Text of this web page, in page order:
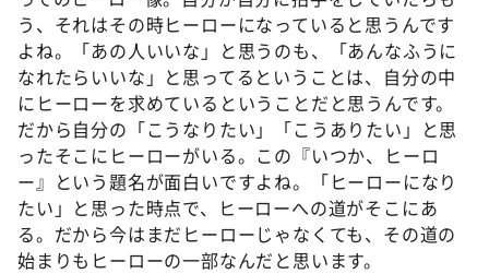
う、それはその時ヒーローになっていると思うんです
よね。「あの人いいな」と思うのも、「あんなふうに
なれたらいいな」と思ってるということは、自分の中
にヒーローを求めているということだと思うんです。
だから自分の「こうなりたい」「こうありたい」と思
ったそこにヒーローがいる。この『いつか、ヒーロ
ー』という題名が面白いですよね。「ヒーローになり
たい」と思った時点で、ヒーローへの道がそこにあ
る。だから今はまだヒーローじゃなくても、その道の
始まりもヒーローの一部なんだと思います。